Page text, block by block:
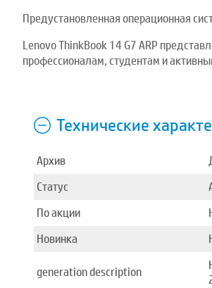
Предустановленная операционная
Lenovo ThinkBook 14 G7 ARP
профессионалам, студентам и
Технические
Архив
Статус
По акции
Новинка
generation description